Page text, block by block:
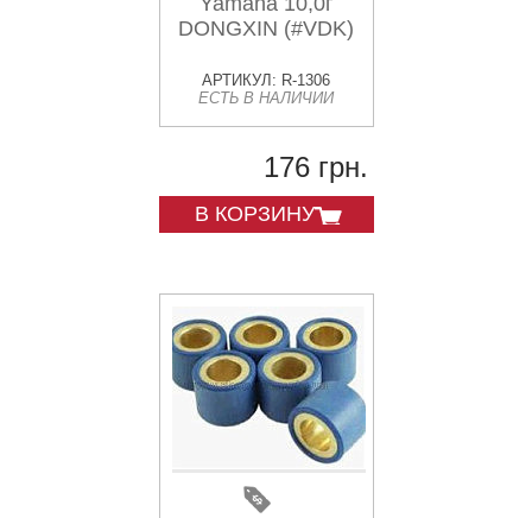
DONGXIN (#VDK)
АРТИКУЛ: R-1306
ЕСТЬ В НАЛИЧИИ
176 грн.
В КОРЗИНУ